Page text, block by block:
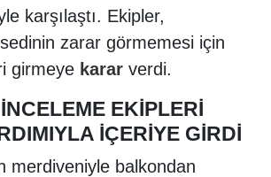
karşılaştı. Ekipler,
zarar görmemesi için
girmeye karar verdi.
EKİPLERİ
İÇERİYE GİRDİ
merdiveniyle balkondan